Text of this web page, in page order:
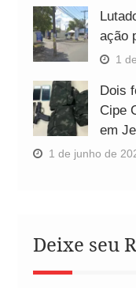
ação
1
Dois
Cipe
em
1 de junho de
Deixe seu